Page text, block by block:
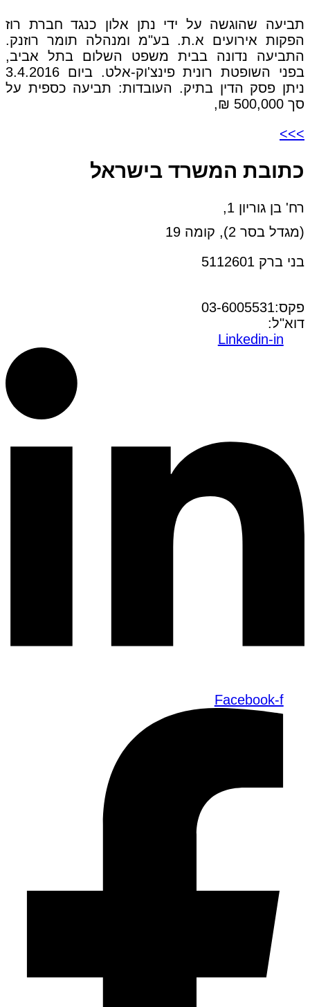
תביעה שהוגשה על ידי נתן אלון כנגד חברת רוז
הפקות אירועים א.ת. בע"מ ומנהלה תומר רוזנק.
התביעה נדונה בבית משפט השלום בתל אביב,
בפני השופטת רונית פינצ'וק-אלט. ביום 3.4.2016
ניתן פסק הדין בתיק. העובדות: תביעה כספית על
סך 500,000 ₪,
>>>
כתובת המשרד בישראל
רח' בן גוריון 1,
(מגדל בסר 2), קומה 19
בני ברק 5112601
פקס:03-6005531
דוא"ל:
Linkedin-in
Facebook-f